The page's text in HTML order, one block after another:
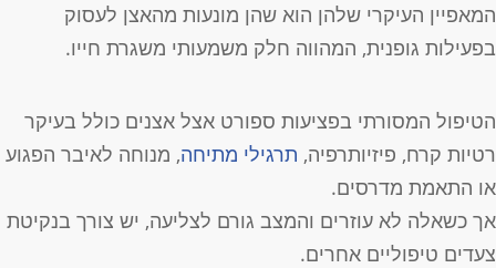
המאפיין העיקרי שלהן הוא שהן מונעות מהאצן לעסוק
בפעילות גופנית, המהווה חלק משמעותי משגרת חייו.
הטיפול המסורתי בפציעות ספורט אצל אצנים כולל בעיקר
רטיות קרח, פיזיותרפיה, תרגילי מתיחה, מנוחה לאיבר הפגוע
או התאמת מדרסים.
אך כשאלה לא עוזרים והמצב גורם לצליעה, יש צורך בנקיטת
צעדים טיפוליים אחרים.